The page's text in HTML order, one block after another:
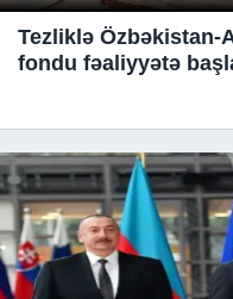
Tezliklə Özbəkistan-
fondu fəaliyyətə